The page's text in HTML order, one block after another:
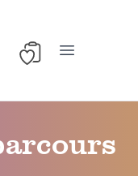
Ouvrir le